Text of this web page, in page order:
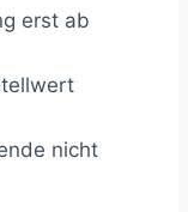
erst ab
nicht